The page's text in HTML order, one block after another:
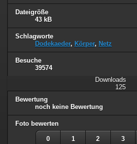
Dateigröße
43 kB
Schlagworte
Dodekaeder, Körper, Netz
Besuche
39574
Downloads
125
Bewertung
noch keine Bewertung
Foto bewerten
0 1 2 3